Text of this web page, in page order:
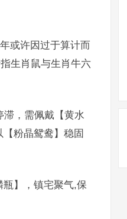
或许因过于算计而
生肖鼠与生肖牛六
滞，需佩戴【黄水
粉晶鸳鸯】稳固
】，镇宅聚气,保